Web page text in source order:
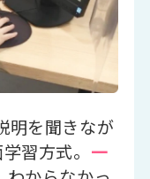
明を聞きなが
習方式。 一